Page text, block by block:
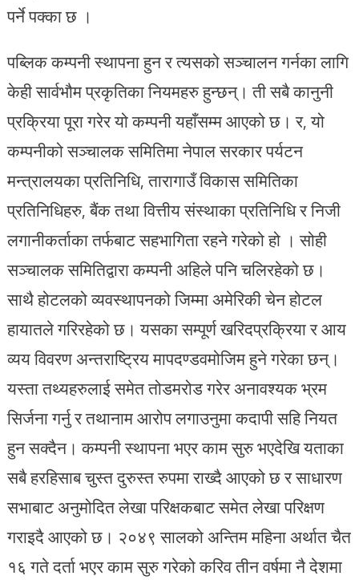
पर्ने पक्का छ ।
पब्लिक कम्पनी स्थापना हुन र त्यसको सञ्चालन गर्नका लागि
केही सार्वभौम प्रकृतिका नियमहरु हुन्छन्। ती सबै कानुनी
प्रक्रिया पूरा गरेर यो कम्पनी यहाँसम्म आएको छ। र, यो
कम्पनीको सञ्चालक समितिमा नेपाल सरकार पर्यटन
मन्त्रालयका प्रतिनिधि, तारागाउँ विकास समितिका
प्रतिनिधिहरु, बैंक तथा वित्तीय संस्थाका प्रतिनिधि र निजी
लगानीकर्ताका तर्फबाट सहभागिता रहने गरेको हो । सोही
सञ्चालक समितिद्वारा कम्पनी अहिले पनि चलिरहेको छ।
साथै होटलको व्यवस्थापनको जिम्मा अमेरिकी चेन होटल
हायातले गरिरहेको छ। यसका सम्पूर्ण खरिदप्रक्रिया र आय
व्यय विवरण अन्तराष्ट्रिय मापदण्डवमोजिम हुने गरेका छन्।
यस्ता तथ्यहरुलाई समेत तोडमरोड गरेर अनावश्यक भ्रम
सिर्जना गर्नु र तथानाम आरोप लगाउनुमा कदापी सहि नियत
हुन सक्दैन। कम्पनी स्थापना भएर काम सुरु भएदेखि यताका
सबै हरहिसाब चुस्त दुरुस्त रुपमा राख्दै आएको छ र साधारण
सभाबाट अनुमोदित लेखा परिक्षकबाट समेत लेखा परिक्षण
गराइदै आएको छ। २०४९ सालको अन्तिम महिना अर्थात चैत
१६ गते दर्ता भएर काम सुरु गरेको करिव तीन वर्षमा नै देशमा